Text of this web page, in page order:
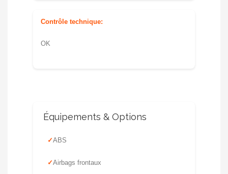
Contrôle technique:
OK
Équipements & Options
ABS
Airbags frontaux